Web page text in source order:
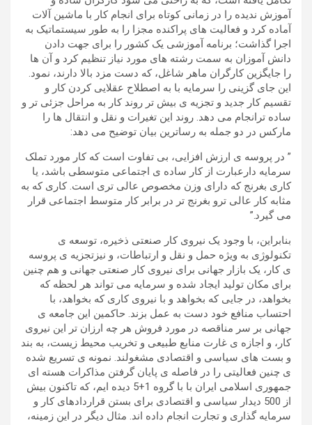
آموزش ندیده را در زمانی کوتاه برای انجام کار با ماشین آلات
آماده کرد و فعالیت های پراکنده مجزا را به طور سیستماتیک به
اجرا گذاشت؛ برنامه آموزشی یک کشور را برای جهت دادن
دانش آموزان به سمت رشته های مورد نیاز تنظیم کرد و آن ها
را جایگزین کارگران ماهر شاغل، که دست مزد بالا دارند، نمود.
این جای گزینی را سرمایه با به اصطلاح عقلایی کردن کار و
تقسیم کار جدید و تجزیه ی بیش تر روند کار به مراحل جزئی تر و
ساده ترانجام می دهد. روند این تغیرات و نقل و انتقال ها را
مارکس در دو جمله به رساترین بیان توضیح می دهد:
” در پروسه ی ارزش افزایی، بی تفاوت است که کار مورد تملک
سرمایه دارعبارت از کار ساده ی اجتماعی متوسطی باشد، یا
کاری بغرنج که دارای وزن مخصوص عالی تری است. کاری که به
مثابه کار عالی ترو بغرنج تر در برابر کار متوسط اجتماعی قرار
می گیرد.”
بنابراین، با وجود یک نیروی کار صنعتی ذخیره، توسعه ی
تکنولوژی به ویژه حمل و نقل و ارتباطات، و نیزتجزیه ی پروسه
ی کار، یک بازار جهانی برای نیروی کار صنعتی جهانی و هم چنین
برای مکان تولید ایجاد شده و سرمایه می تواند هر لحظه که
بخواهد، در جایی که بخواهد و با نیروی کاری که بخواهد، با
احتساب منافع خود دست به عمل بزند. حاکمین این جامعه ی
جهانی بر سر مناقصه در مورد فروش هر چه ارزان تر این نیروی
کار، و اجازه ی غارت منابع طبیعی و تخریب محیط زیست، به بند
و بست های سیاسی و اقتصادی مشغولند. نمونه ی تسریع شده
ی چنین فعالیتی را در فاصله ی پایان گرفتن مذاکرات هسته ای
جمهوری اسلامی ایران با با گروه 1+5 دیده ایم، که تاکنون بیش
از 500 دیدار سیاسی و اقتصادی برای بستن قراردادهای کار و
سرمایه گذاری و تجارت انجام داده اند. مثال دیگر در این زمینه،